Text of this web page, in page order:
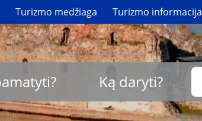
Turizmo medžiaga Turizmo informacija
Ką daryti?